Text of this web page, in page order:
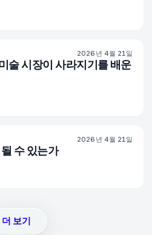
72 % 52
2026년 4월 21일
술 시장이 사라지기를 배운
77% 46
2026년 4월 21일
수 있는가
더 보기